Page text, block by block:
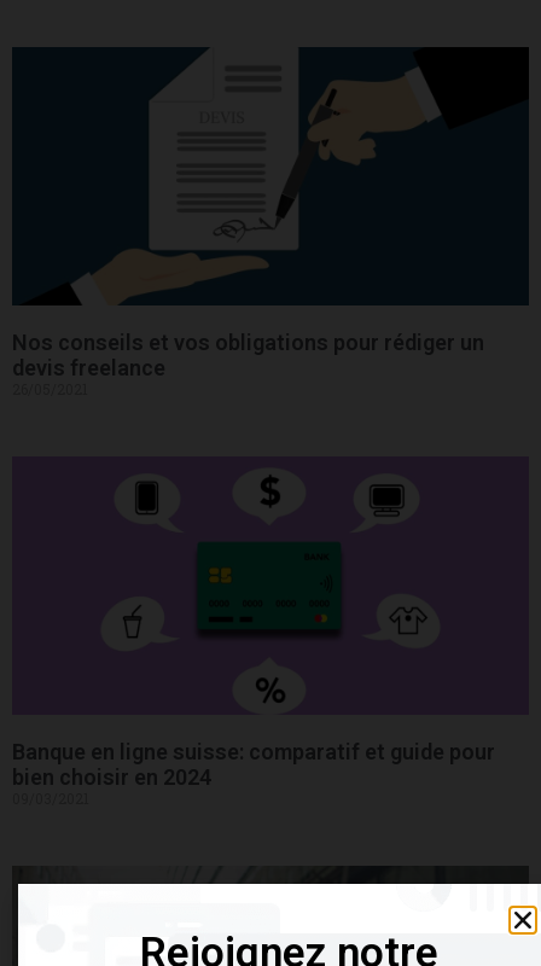
Nos conseils et vos obligations pour rédiger un
devis freelance
Banque en ligne suisse: comparatif et guide pour
bien choisir en 2024
Rejoignez notre